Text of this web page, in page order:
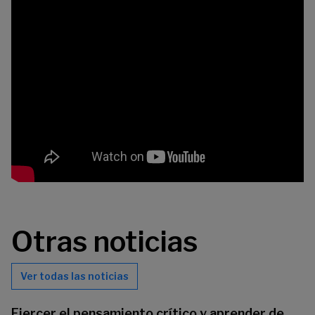
Otras noticias
Ver todas las noticias